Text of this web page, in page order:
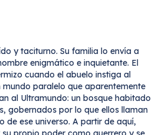
y taciturno. Su familia lo envía a
enigmático e inquietante. El
cuando el abuelo instiga al
mundo paralelo que aparentemente
al Ultramundo: un bosque habitado
gobernados por lo que ellos llaman
de ese universo. A partir de aquí,